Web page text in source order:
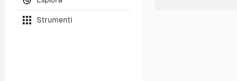
Strumenti